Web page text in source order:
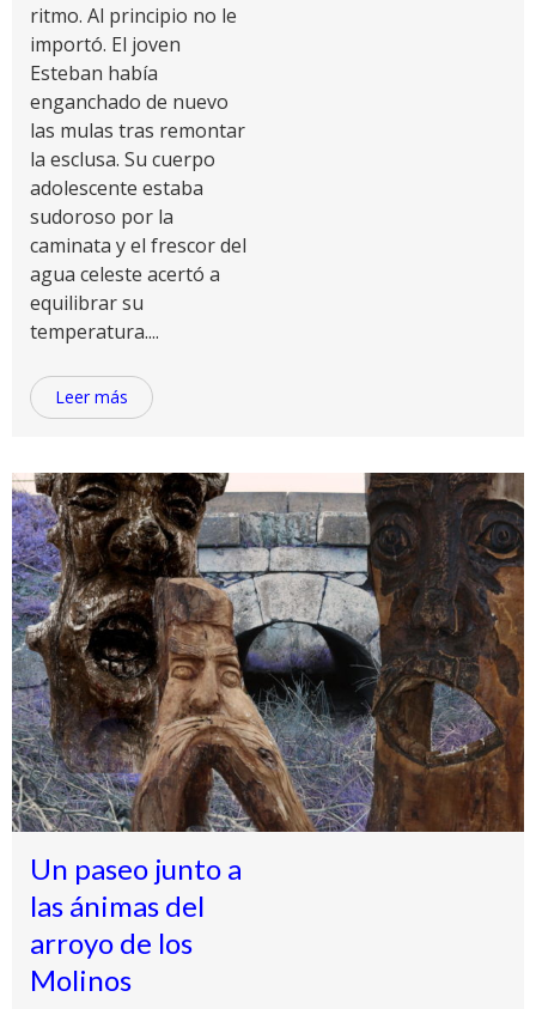
ritmo. Al principio no le
importó. El joven
Esteban había
enganchado de nuevo
las mulas tras remontar
la esclusa. Su cuerpo
adolescente estaba
sudoroso por la
caminata y el frescor del
agua celeste acertó a
equilibrar su
temperatura....
Leer más
Un paseo junto a
las ánimas del
arroyo de los
Molinos